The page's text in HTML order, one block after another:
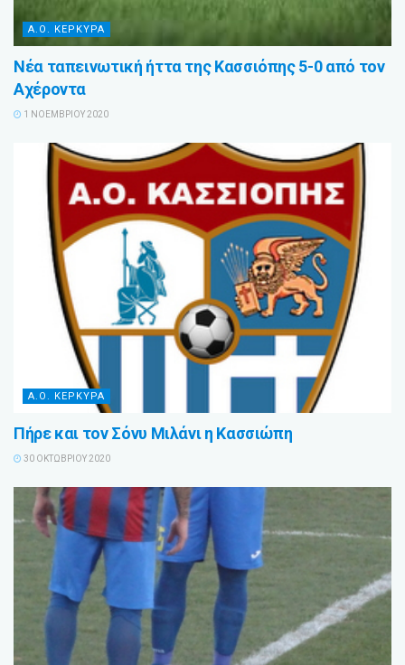
Α.Ο. ΚΕΡΚΥΡΑ
Νέα ταπεινωτική ήττα της Κασσιόπης 5-0 από τον
Αχέροντα
1 ΝΟΕΜΒΡΊΟΥ 2020
Α.Ο. ΚΕΡΚΥΡΑ
Πήρε και τον Σόνυ Μιλάνι η Κασσιώπη
30 ΟΚΤΩΒΡΊΟΥ 2020